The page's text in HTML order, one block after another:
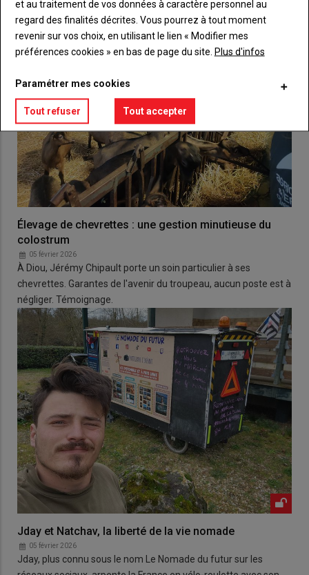
Élevage de chevrettes : une gestion minutieuse du
colostrum
05 février 2026
À Diou, Jérémy Chipault porte un soin particulier à ses
chevrettes. Garantes de l'avenir du troupeau, aucun poste est à
négliger. Témoignage.
Jday et Natchav, la liberté de la vie nomade
05 février 2026
Jday, plus connu sous le nom Le Nomade du futur sur les
et au traitement de vos données à caractère personnel au
regard des finalités décrites. Vous pourrez à tout moment
revenir sur vos choix, en utilisant le lien « Modifier mes
préférences cookies » en bas de page du site. Plus d'infos
Paramétrer mes cookies
Tout refuser Tout accepter